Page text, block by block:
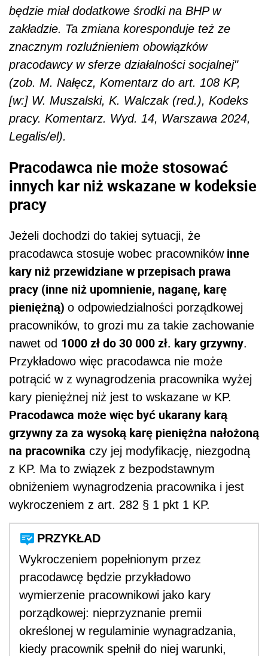
będzie miał dodatkowe środki na BHP w
zakładzie. Ta zmiana koresponduje też ze
znacznym rozluźnieniem obowiązków
pracodawcy w sferze działalności socjalnej"
(zob. M. Nałęcz, Komentarz do art. 108 KP,
[w:] W. Muszalski, K. Walczak (red.), Kodeks
pracy. Komentarz. Wyd. 14, Warszawa 2024,
Legalis/el).
Pracodawca nie może stosować
innych kar niż wskazane w kodeksie
pracy
Jeżeli dochodzi do takiej sytuacji, że
pracodawca stosuje wobec pracownikówinne
kary niż przewidziane w przepisach prawa
pracy (inne niż upomnienie, naganę, karę
pieniężną) o odpowiedzialności porządkowej
pracowników, to grozi mu za takie zachowanie
nawet od 1000 zł do 30 000 zł. kary grzywny.
Przykładowo więc pracodawca nie może
potrącić w z wynagrodzenia pracownika wyżej
kary pieniężnej niż jest to wskazane w KP.
Pracodawca może więc być ukarany karą
grzywny za za wysoką karę pieniężna nałożoną
na pracownika czy jej modyfikację, niezgodną
z KP. Ma to związek z bezpodstawnym
obniżeniem wynagrodzenia pracownika i jest
wykroczeniem z art. 282 § 1 pkt 1 KP.
PRZYKŁAD
Wykroczeniem popełnionym przez
pracodawcę będzie przykładowo
wymierzenie pracownikowi jako kary
porządkowej: nieprzyznanie premii
określonej w regulaminie wynagradzania,
kiedy pracownik spełnił do niej warunki,